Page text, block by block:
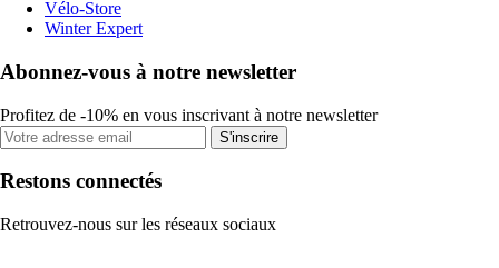
Vélo-Store
Winter Expert
Abonnez-vous à notre newsletter
Profitez de -10% en vous inscrivant à notre newsletter
S'inscrire
Restons connectés
Retrouvez-nous sur les réseaux sociaux